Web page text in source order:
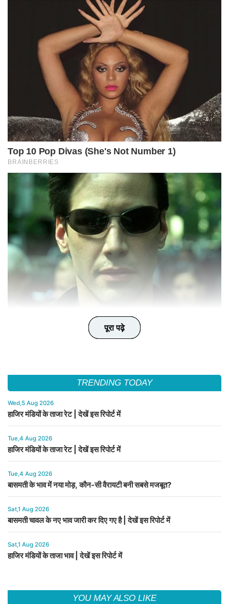
पूरा पढ़े
पूरा पढ़े
पूरा पढ़े
पूरा पढ़े
पूरा पढ़े
TRENDING TODAY
Wed,5 Aug 2026
हाजिर मंडियों के ताजा रेट | देखें इस रिपोर्ट में
Tue,4 Aug 2026
हाजिर मंडियों के ताजा रेट | देखें इस रिपोर्ट में
Tue,4 Aug 2026
बासमती के भाव में नया मोड़, कौन-सी वैरायटी बनी सबसे मजबूत?
Sat,1 Aug 2026
बासमती चावल के नए भाव जारी कर दिए गए है | देखें इस रिपोर्ट में
Sat,1 Aug 2026
हाजिर मंडियों के ताजा भाव | देखें इस रिपोर्ट में
YOU MAY ALSO LIKE